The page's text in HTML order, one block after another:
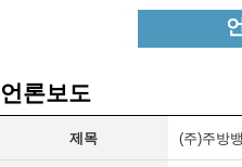
언론보도
제목 (주)주방